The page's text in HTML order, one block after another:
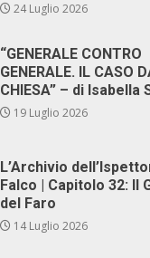
24 Luglio 2026
“GENERALE CONTRO
GENERALE. IL CASO
CHIESA” – di Isabella
19 Luglio 2026
L’Archivio
Falco | Capitolo 32: Il
del Faro
14 Luglio 2026